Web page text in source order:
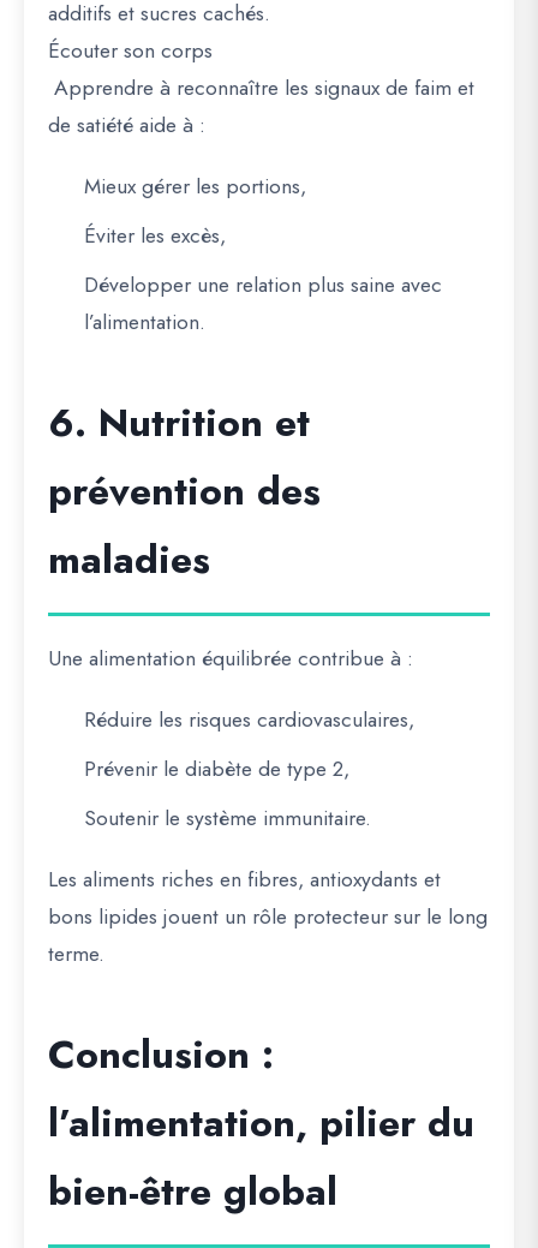
additifs et sucres cachés.
Écouter son corps
Apprendre à reconnaître les signaux de faim et
de satiétéaide à :
Mieux gérer les portions,
Éviter les excès,
Développer une relation plus saine avec
l’alimentation.
6. Nutrition et
prévention des
maladies
Une alimentation équilibrée contribue à :
Réduire les risques cardiovasculaires,
Prévenir le diabète de type 2,
Soutenir le système immunitaire.
Les aliments riches en fibres, antioxydants et
bons lipides jouent un rôle protecteur sur le long
terme.
Conclusion :
l’alimentation, pilier du
bien-être global